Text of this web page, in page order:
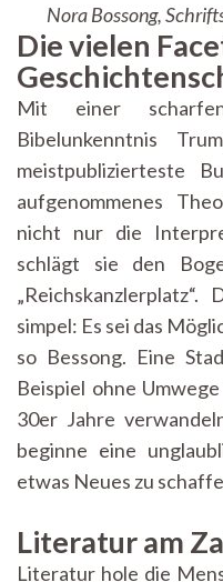
Nora Bossong,
Die vielen
Mit einer
Bibelunkenntnis
meistpublizierteste
aufgenommenes
nicht nur die
schlägt sie den
simpel: Es sei das
so Bessong. Eine
Beispiel ohne
30er Jahre
beginne eine
etwas Neues zu
Literatur am
Literatur hole die